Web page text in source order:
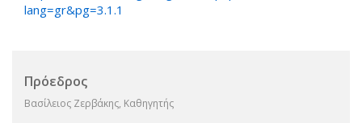
lang=gr&pg=3.1.1
Πρόεδρος
Βασίλειος Ζερβάκης, Καθηγητής